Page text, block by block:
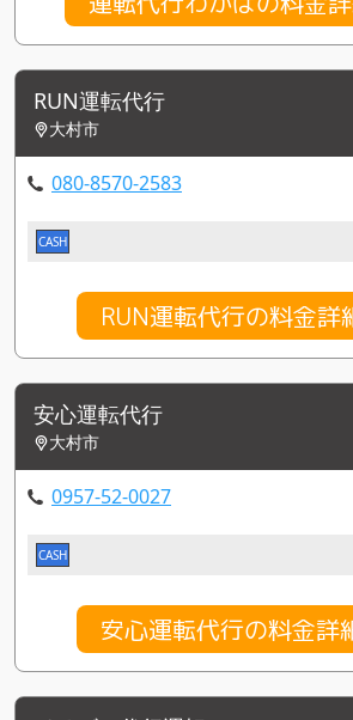
RUN運転代行
大村市
080-8570-2583
CASH
RUN運転代行の料金詳
安心運転代行
大村市
0957-52-0027
CASH
安心運転代行の料金詳